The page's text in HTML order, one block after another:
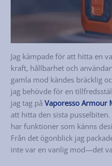
Jag kämpade för att hitta en
kraft, hållbarhet och
gamla mod kändes bräcklig
jag behövde för en
jag tag påVaporesso Armour
att hitta den sista
har funktioner som känns
Från det ögonblick jag
inte var en vanlig mod—det